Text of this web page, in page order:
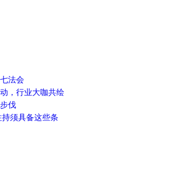
法会
，行业大咖共绘
伐
须具备这些条